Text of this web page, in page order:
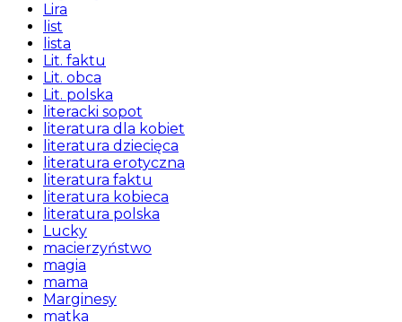
Lira
list
lista
Lit. faktu
Lit. obca
Lit. polska
literacki sopot
literatura dla kobiet
literatura dziecięca
literatura erotyczna
literatura faktu
literatura kobieca
literatura polska
Lucky
macierzyństwo
magia
mama
Marginesy
matka